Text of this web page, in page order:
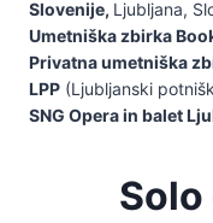
Slovenije, Ljubljana,
Umetniška zbirka
Privatna umetniška
LPP (Ljubljanski
SNG Opera in balet